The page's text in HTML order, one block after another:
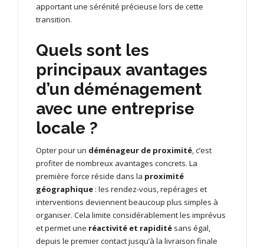
apportant une sérénité précieuse lors de cette
transition.
Quels sont les
principaux avantages
d’un déménagement
avec une entreprise
locale ?
Opter pour un déménageur de proximité, c’est
profiter de nombreux avantages concrets. La
première force réside dans la proximité
géographique : les rendez-vous, repérages et
interventions deviennent beaucoup plus simples à
organiser. Cela limite considérablement les imprévus
et permet une réactivité et rapidité sans égal,
depuis le premier contact jusqu’à la livraison finale